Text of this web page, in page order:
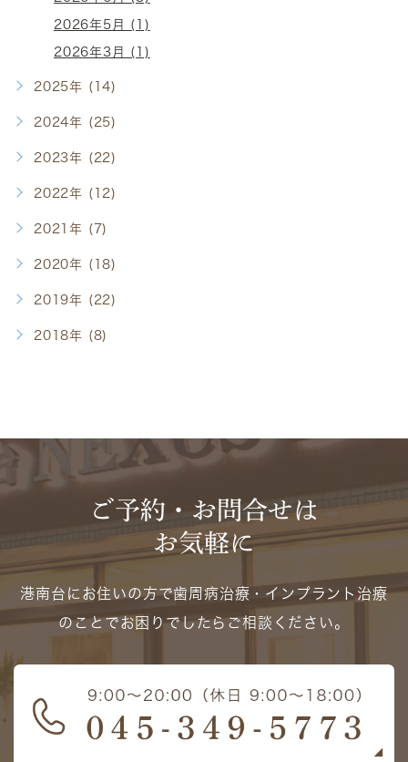
2026年5月 (1)
2026年3月 (1)
2025年 (14)
2024年 (25)
2023年 (22)
2022年 (12)
2021年 (7)
2020年 (18)
2019年 (22)
2018年 (8)
ご予約・お問合せは
お気軽に
港南台にお住いの方で歯周病治療・インプラント治療
のことでお困りでしたらご相談ください。